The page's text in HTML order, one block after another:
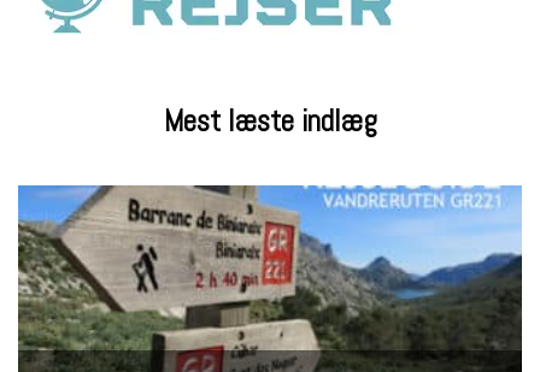
Mest læste indlæg